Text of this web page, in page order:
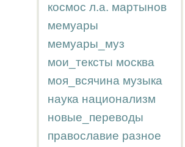
космос л.а. мартынов
мемуары
мемуары_муз
мои_тексты москва
моя_всячина музыка
наука национализм
новые_переводы
православие разное